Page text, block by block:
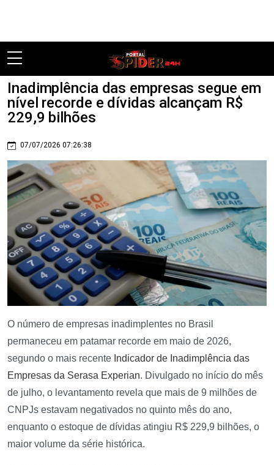
Inadimplência das empresas segue em
nível recorde e dívidas alcançam R$
229,9 bilhões
07/07/2026 07:26:38
O número de empresas inadimplentes no Brasil
permaneceu em patamar recorde em maio de 2026,
segundo o mais recente Indicador de Inadimplência das
Empresas da Serasa Experian. Divulgado no início do mês
de julho, o levantamento revela que mais de 9 milhões de
CNPJs estavam negativados no quinto mês do ano,
enquanto o estoque de dívidas atingiu R$ 229,9 bilhões, o
maior volume da série histórica.